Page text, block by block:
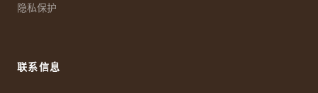
隐私保护
联系信息